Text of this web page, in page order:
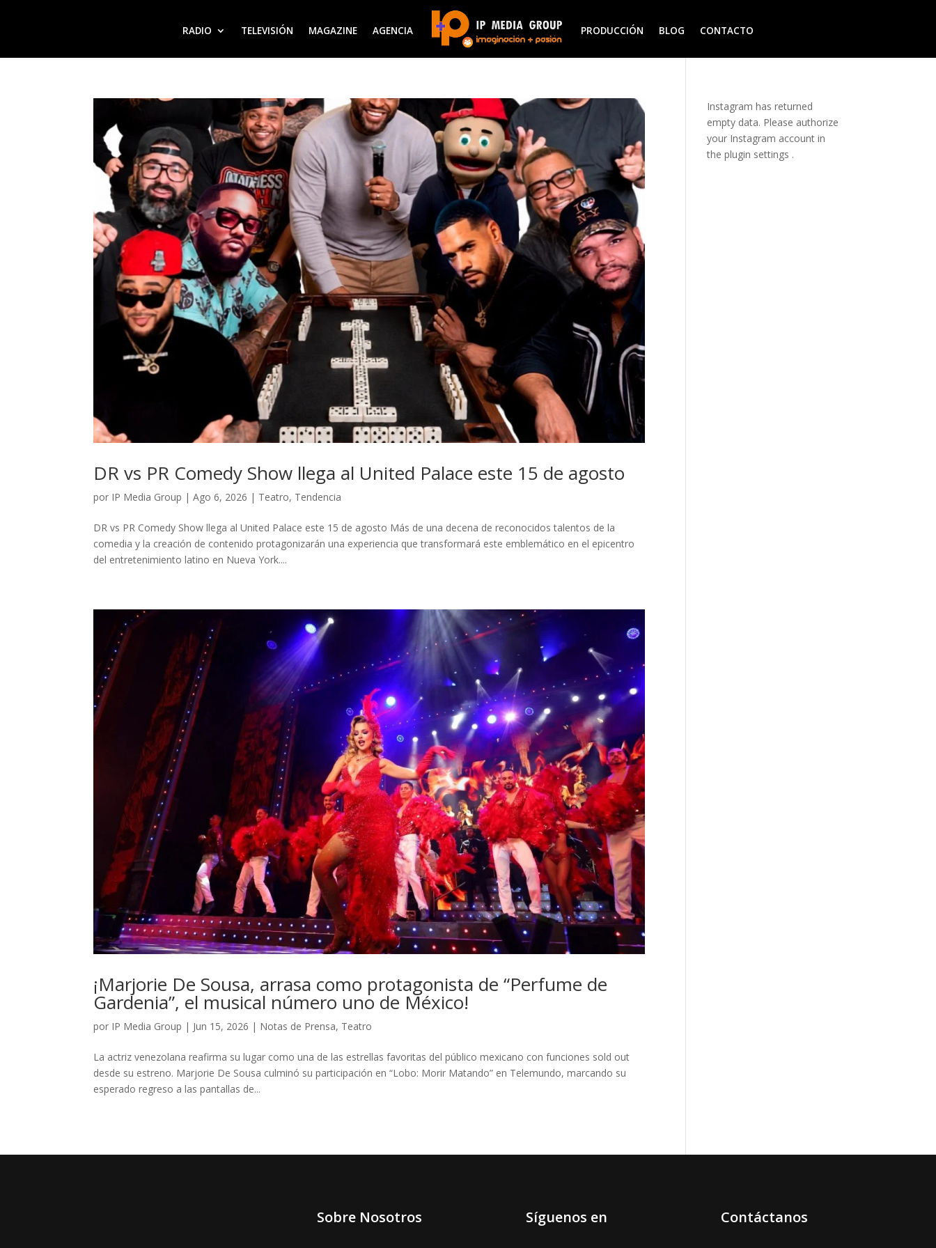
RADIO TELEVISIÓN MAGAZINE AGENCIA PRODUCCIÓN BLOG CONTACTO
DR vs PR Comedy Show llega al United Palace este 15 de agosto
por IP Media Group |Ago 6, 2026 | Teatro, Tendencia
DR vs PR Comedy Show llega al United Palace este 15 de agosto Más de una decena de reconocidos talentos de la
comedia y la creación de contenido protagonizarán una experiencia que transformará este emblemático en el epicentro
del entretenimiento latino en Nueva York....
¡Marjorie De Sousa, arrasa como protagonista de “Perfume de
Gardenia”, el musical número uno de México!
por IP Media Group | Jun 15, 2026 | Notas de Prensa, Teatro
La actriz venezolana reafirma su lugar como una de las estrellas favoritas del público mexicano con funciones sold out
desde su estreno. Marjorie De Sousa culminó su participación en “Lobo: Morir Matando” en Telemundo, marcando su
esperado regreso a las pantallas de...
Instagram has returned
empty data. Please authorize
your Instagram account in
theplugin settings .
Sobre Nosotros Síguenos en Contáctanos